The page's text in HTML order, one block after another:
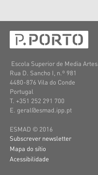
Escola Superior de Media
Rua D. Sancho I, n.º 981
4480-876 Vila do Conde
Portugal
T. +351 252 291 700
E. geral@esmad.ipp.pt
ESMAD © 2016
Subscrever newsletter
Mapa do sítio
Acessibilidade